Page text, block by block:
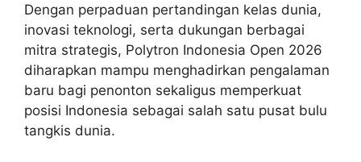
Dengan perpaduan pertandingan kelas dunia,
inovasi teknologi, serta dukungan berbagai
mitra strategis, Polytron Indonesia Open 2026
diharapkan mampu menghadirkan pengalaman
baru bagi penonton sekaligus memperkuat
posisi Indonesia sebagai salah satu pusat bulu
tangkis dunia.